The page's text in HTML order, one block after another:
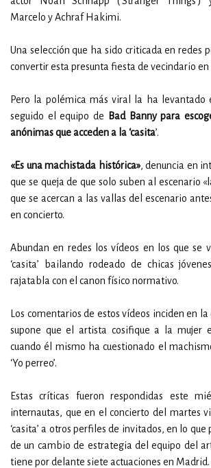
Marcelo y Achraf Hakimi.
Una selección que ha sido criticada en redes
convertir esta presunta fiesta de vecindario en
Pero la polémica más viral la ha levantado
seguido el equipo de
Bad Banny para
anónimas que acceden a la ‘casita’.
«Es una machistada histórica», denuncia en
que se queja de que solo suben al escenario
que se acercan a las vallas del escenario
en concierto.
Abundan en redes los vídeos en los que se
‘casita’ bailando rodeado de chicas
rajatabla con el canon físico normativo.
Los comentarios de estos vídeos inciden en
supone que el artista cosifique a la mujer
cuando él mismo ha cuestionado el
‘Yo perreo’.
Estas críticas fueron respondidas este
internautas, que en el concierto del martes
‘casita’ a otros perfiles de invitados, en lo que
de un cambio de estrategia del equipo del
tiene por delante siete actuaciones en Madrid.